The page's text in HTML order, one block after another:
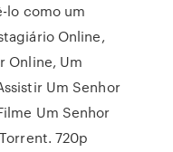
lo como um
Online,
Online, Um
Um Senhor
Um Senhor
720p